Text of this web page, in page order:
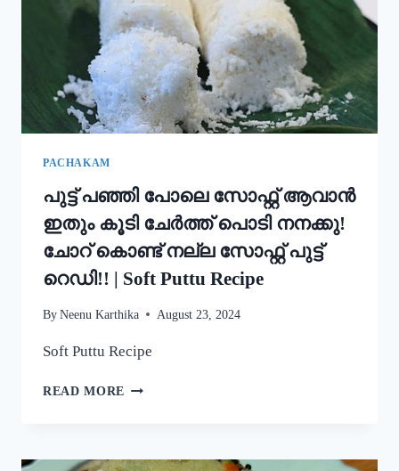
ഉണ്ടാക്കി
നോക്കൂ!!
|
KERALA
STYLE
EASY
APPAM
PACHAKAM
പുട്ട് പഞ്ഞി പോലെ സോഫ്റ്റ് ആവാൻ
ഇതും കൂടി ചേർത്ത് പൊടി നനക്കു!
ചോറ് കൊണ്ട് നല്ല സോഫ്റ്റ് പുട്ട്
റെഡി!! | Soft Puttu Recipe
By Neenu Karthika August 23, 2024
Soft Puttu Recipe
READ MORE പുട്ട്
ആവാൻ